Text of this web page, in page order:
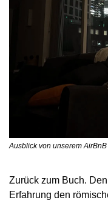
Ausblick von unserem
Zurück zum Buch.
Erfahrung den